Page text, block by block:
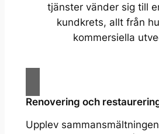
tjänster vänder sig till
kundkrets, allt från
kommersiella
Renovering och
Upplev